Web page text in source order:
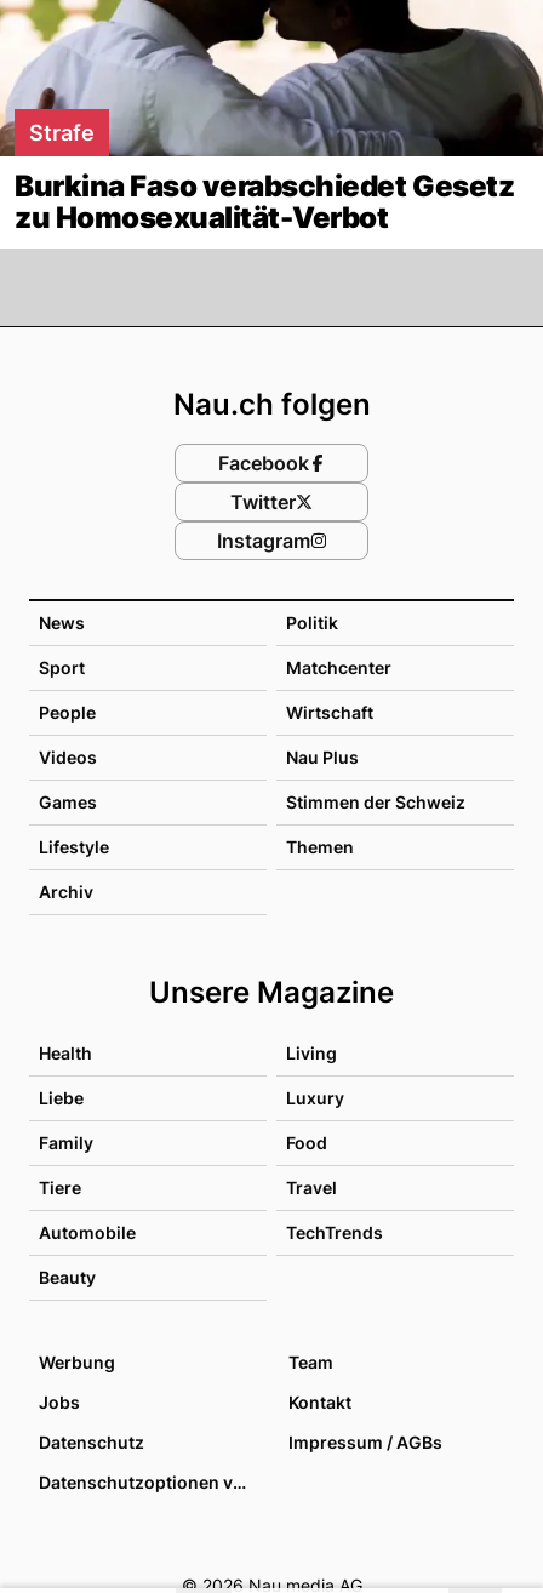
Strafe
Burkina Faso verabschiedet Gesetz
zu Homosexualität-Verbot
News Politik
Sport Matchcenter
People Wirtschaft
Videos Nau Plus
Games Stimmen der Schweiz
Lifestyle Themen
Archiv
Unsere Magazine
Health Living
Liebe Luxury
Family Food
Tiere Travel
Automobile TechTrends
Beauty
Nau.ch folgen
Facebook
Twitter
Instagram
Werbung
Team
Jobs
Kontakt
Datenschutz
Impressum / AGBs
Datenschutzoptionen verwalten
© 2026 Nau media AG